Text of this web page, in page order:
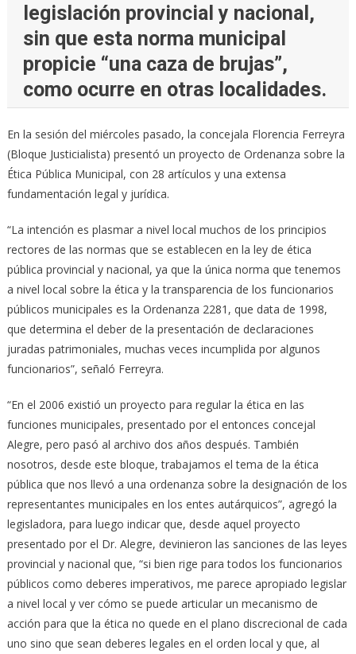
legislación provincial y nacional,
sin que esta norma municipal
propicie “una caza de brujas”,
como ocurre en otras localidades.
En la sesión del miércoles pasado, la concejala Florencia Ferreyra
(Bloque Justicialista) presentó un proyecto de Ordenanza sobre la
Ética Pública Municipal, con 28 artículos y una extensa
fundamentación legal y jurídica.
“La intención es plasmar a nivel local muchos de los principios
rectores de las normas que se establecen en la ley de ética
pública provincial y nacional, ya que la única norma que tenemos
a nivel local sobre la ética y la transparencia de los funcionarios
públicos municipales es la Ordenanza 2281, que data de 1998,
que determina el deber de la presentación de declaraciones
juradas patrimoniales, muchas veces incumplida por algunos
funcionarios”, señaló Ferreyra.
“En el 2006 existió un proyecto para regular la ética en las
funciones municipales, presentado por el entonces concejal
Alegre, pero pasó al archivo dos años después. También
nosotros, desde este bloque, trabajamos el tema de la ética
pública que nos llevó a una ordenanza sobre la designación de los
representantes municipales en los entes autárquicos”, agregó la
legisladora, para luego indicar que, desde aquel proyecto
presentado por el Dr. Alegre, devinieron las sanciones de las leyes
provincial y nacional que, “si bien rige para todos los funcionarios
públicos como deberes imperativos, me parece apropiado legislar
a nivel local y ver cómo se puede articular un mecanismo de
acción para que la ética no quede en el plano discrecional de cada
uno sino que sean deberes legales en el orden local y que, al